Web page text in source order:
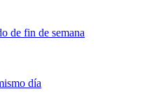
de fin de semana
día